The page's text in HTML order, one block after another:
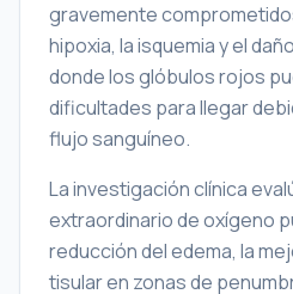
gravemente
hipoxia, la isquemia y el
donde los glóbulos rojos
dificultades para llegar
flujo sanguíneo.
La investigación clínica
extraordinario de oxígeno
reducción del edema, la
tisular en zonas de